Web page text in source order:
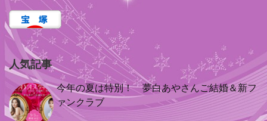
人気記事
今年の夏は特別！ 夢白あやさんご結婚＆新フ
ァンクラブ